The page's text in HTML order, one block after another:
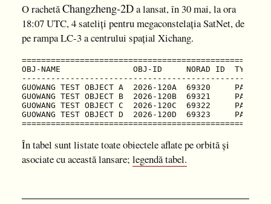
O rachetăChangzheng-2Da lansat, în 30 mai, la ora
18:07 UTC, 4 sateliți pentru megaconstelația SatNet, de
pe rampa LC-3 a centrului spațial Xichang.
OBJ-NAME               OBJ-ID     NORAD ID  TYPE  OPS
GUOWANG TEST OBJECT A  2026-120A  69320
GUOWANG TEST OBJECT B  2026-120B  69321
GUOWANG TEST OBJECT C  2026-120C  69322
GUOWANG TEST OBJECT D  2026-120D  69323
În tabel sunt listate toate obiectele aflate pe orbită și
asociate cu această lansare; legendă tabel.